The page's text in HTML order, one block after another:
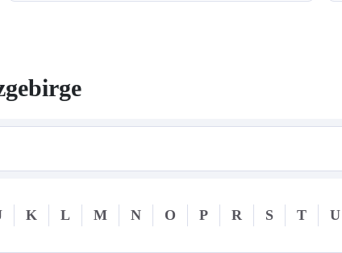
K L M N O P R S T U